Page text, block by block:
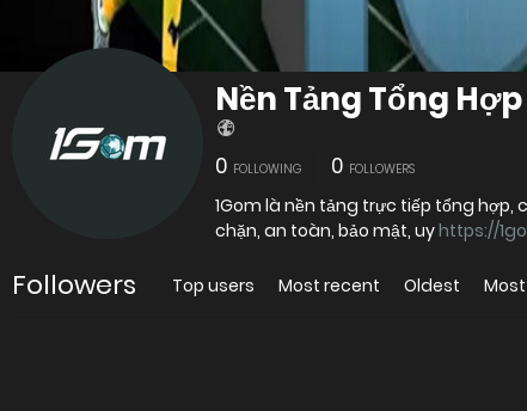
Nền Tảng Tổng
0 FOLLOWING 0 FOLLOWERS
1Gom là nền tảng trực tiếp tổng hợp,
chặn, an toàn, bảo mật, uyhttps://
Followers Top users Most recent Oldest